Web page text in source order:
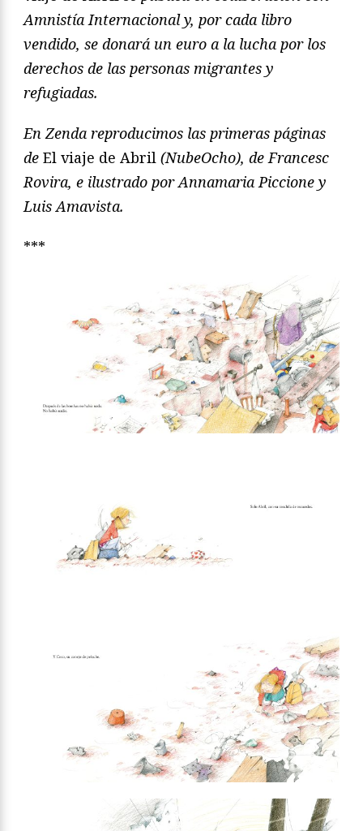
Amnistía Internacional y, por cada libro
vendido, se donará un euro a la lucha por los
derechos de las personas migrantes y
refugiadas.
En Zenda reproducimos las primeras páginas
de El viaje de Abril (NubeOcho), de Francesc
Rovira, e ilustrado por Annamaria Piccione y
Luis Amavista.
***